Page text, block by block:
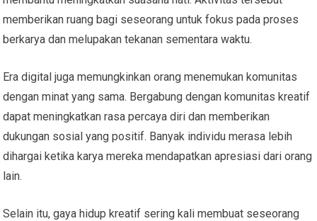
memberikan ruang bagi seseorang untuk fokus pada proses
berkarya dan melupakan tekanan sementara waktu.
Era digital juga memungkinkan orang menemukan komunitas
dengan minat yang sama. Bergabung dengan komunitas kreatif
dapat meningkatkan rasa percaya diri dan memberikan
dukungan sosial yang positif. Banyak individu merasa lebih
dihargai ketika karya mereka mendapatkan apresiasi dari orang
lain.
Selain itu, gaya hidup kreatif sering kali membuat seseorang